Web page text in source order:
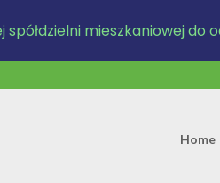
Home
mieszkaniowej do